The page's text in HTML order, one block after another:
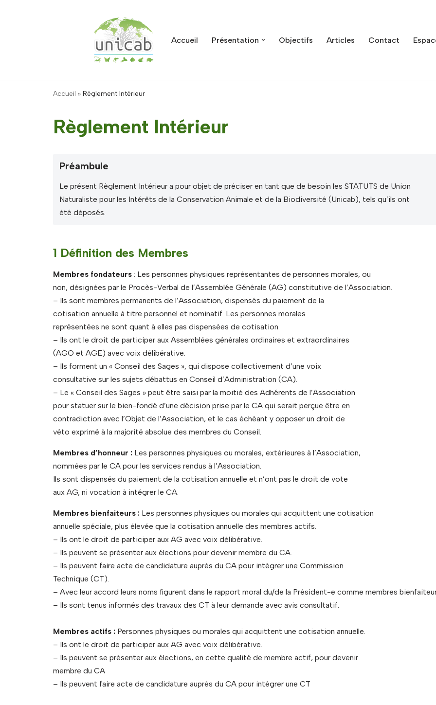
Accueil Présentation Objectifs Articles Contact
Accueil » Règlement Intérieur
Règlement Intérieur
Préambule
Le présent Règlement Intérieur a pour objet de préciser en tant que de besoin les STATUTS de Union
Naturaliste pour les Intérêts de la Conservation Animale et de la Biodiversité (Unicab), tels qu’ils ont
été déposés.
1 Définition des Membres
Membres fondateurs : Les personnes physiques représentantes de personnes morales, ou
non, désignées par le Procès-Verbal de l’Assemblée Générale (AG) constitutive de l’Association.
– Ils sont membres permanents de l’Association, dispensés du paiement de la
cotisation annuelle à titre personnel et nominatif. Les personnes morales
représentées ne sont quant à elles pas dispensées de cotisation.
– Ils ont le droit de participer aux Assemblées générales ordinaires et extraordinaires
(AGO et AGE) avec voix délibérative.
– Ils forment un « Conseil des Sages », qui dispose collectivement d’une voix
consultative sur les sujets débattus en Conseil d’Administration (CA).
– Le « Conseil des Sages » peut être saisi par la moitié des Adhérents de l’Association
pour statuer sur le bien-fondé d’une décision prise par le CA qui serait perçue être en
contradiction avec l’Objet de l’Association, et le cas échéant y opposer un droit de
véto exprimé à la majorité absolue des membres du Conseil.
Membres d’honneur : Les personnes physiques ou morales, extérieures à l’Association,
nommées par le CA pour les services rendus à l’Association.
Ils sont dispensés du paiement de la cotisation annuelle et n’ont pas le droit de vote
aux AG, ni vocation à intégrer le CA.
Membres bienfaiteurs : Les personnes physiques ou morales qui acquittent une cotisation
annuelle spéciale, plus élevée que la cotisation annuelle des membres actifs.
– Ils ont le droit de participer aux AG avec voix délibérative.
– Ils peuvent se présenter aux élections pour devenir membre du CA.
– Ils peuvent faire acte de candidature auprès du CA pour intégrer une Commission
Technique (CT).
– Avec leur accord leurs noms figurent dans le rapport moral du/de la Président-e comme membres
– Ils sont tenus informés des travaux des CT à leur demande avec avis consultatif.
Membres actifs : Personnes physiques ou morales qui acquittent une cotisation annuelle.
– Ils ont le droit de participer aux AG avec voix délibérative.
– Ils peuvent se présenter aux élections, en cette qualité de membre actif, pour devenir
membre du CA
– Ils peuvent faire acte de candidature auprès du CA pour intégrer une CT